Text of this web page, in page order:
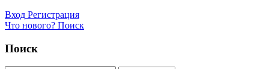
Вход Регистрация
Что нового? Поиск
Поиск